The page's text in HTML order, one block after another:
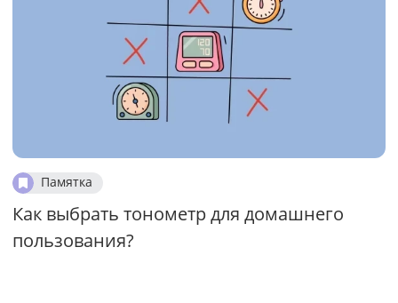
Памятка
Как выбрать тонометр для домашнего
пользования?